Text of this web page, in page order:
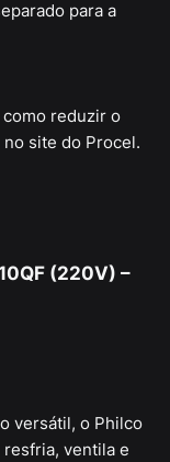
para a
como reduzir o
site do Procel.
(220V) –
versátil, o Philco
resfria, ventila e